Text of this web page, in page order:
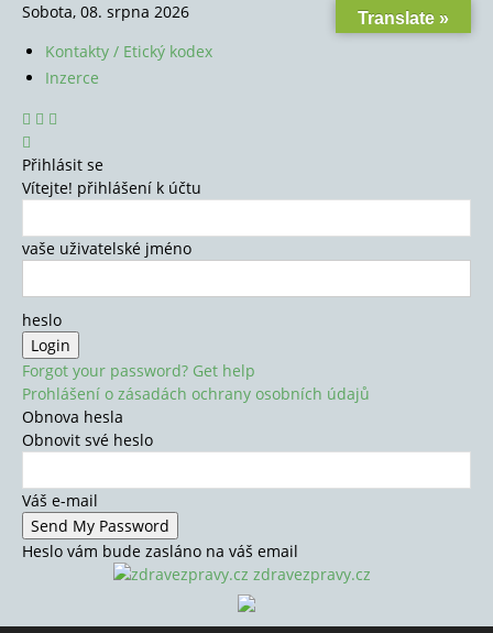
Sobota, 08. srpna 2026
Kontakty / Etický kodex
Inzerce
Přihlásit se
Vítejte! přihlášení k účtu
vaše uživatelské jméno
heslo
Forgot your password? Get help
Prohlášení o zásadách ochrany osobních údajů
Obnova hesla
Obnovit své heslo
Váš e-mail
Heslo vám bude zasláno na váš email
zdravezpravy.cz
Translate »